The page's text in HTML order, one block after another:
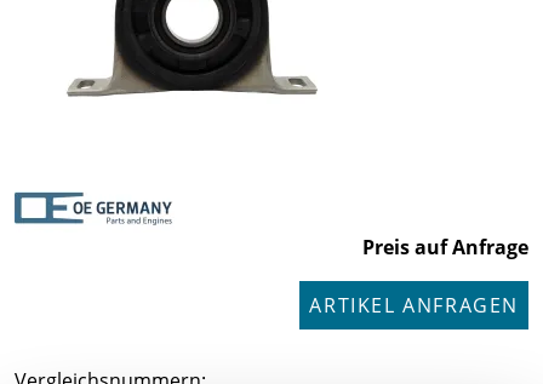
Preis auf Anfrage
ARTIKEL ANFRAGEN